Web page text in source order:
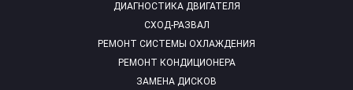
ДИАГНОСТИКА ДВИГАТЕЛЯ
СХОД-РАЗВАЛ
РЕМОНТ СИСТЕМЫ ОХЛАЖДЕНИЯ
РЕМОНТ КОНДИЦИОНЕРА
ЗАМЕНА ДИСКОВ